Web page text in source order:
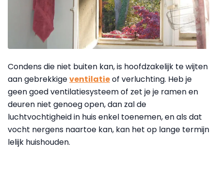
Condens die niet buiten kan, is hoofdzakelijk te wijten
aan gebrekkigeventilatieof verluchting. Heb je
geen goed ventilatiesysteem of zet je je ramen en
deuren niet genoeg open, dan zal de
luchtvochtigheid in huis enkel toenemen, en als dat
vocht nergens naartoe kan, kan het op lange termijn
lelijk huishouden.